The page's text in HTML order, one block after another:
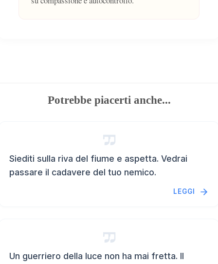
Potrebbe piacerti anche...
Siediti sulla riva del fiume e aspetta. Vedrai
passare il cadavere del tuo nemico.
LEGGI
Un guerriero della luce non ha mai fretta. Il